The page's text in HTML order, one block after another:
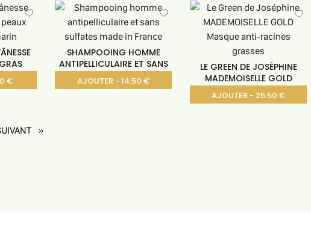
€
SHAMPOOING HOMME
ANTIPELLICULAIRE ET SANS
AJOUTER - 14.50 €
LE GREEN DE JOSÉPHINE
MADEMOISELLE GOLD
AJOUTER - 25.50 €
page